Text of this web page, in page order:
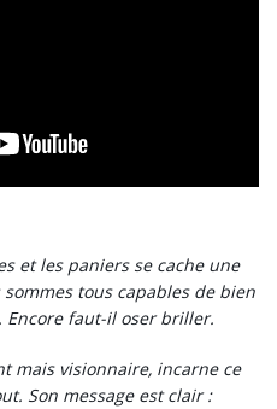
et les paniers se cache une
tous capables de bien
Encore faut-il oser briller.
mais visionnaire, incarne ce
Son message est clair :